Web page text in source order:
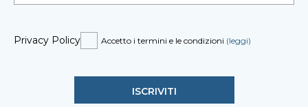
Privacy Policy Accetto i termini e le condizioni (leggi)